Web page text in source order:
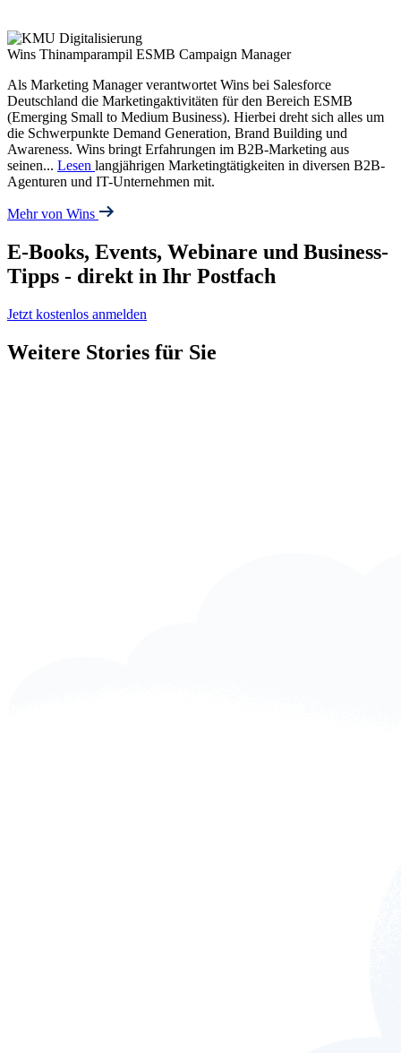
Wins Thinamparampil ESMB Campaign Manager
Als Marketing Manager verantwortet Wins bei Salesforce
Deutschland die Marketingaktivitäten für den Bereich ESMB
(Emerging Small to Medium Business). Hierbei dreht sich alles um
die Schwerpunkte Demand Generation, Brand Building und
Awareness. Wins bringt Erfahrungen im B2B-Marketing aus
seinen... Lesen langjährigen Marketingtätigkeiten in diversen B2B-
Agenturen und IT-Unternehmen mit.
Mehr von Wins
E-Books, Events, Webinare und Business-
Tipps - direkt in Ihr Postfach
Jetzt kostenlos anmelden
Weitere Stories für Sie